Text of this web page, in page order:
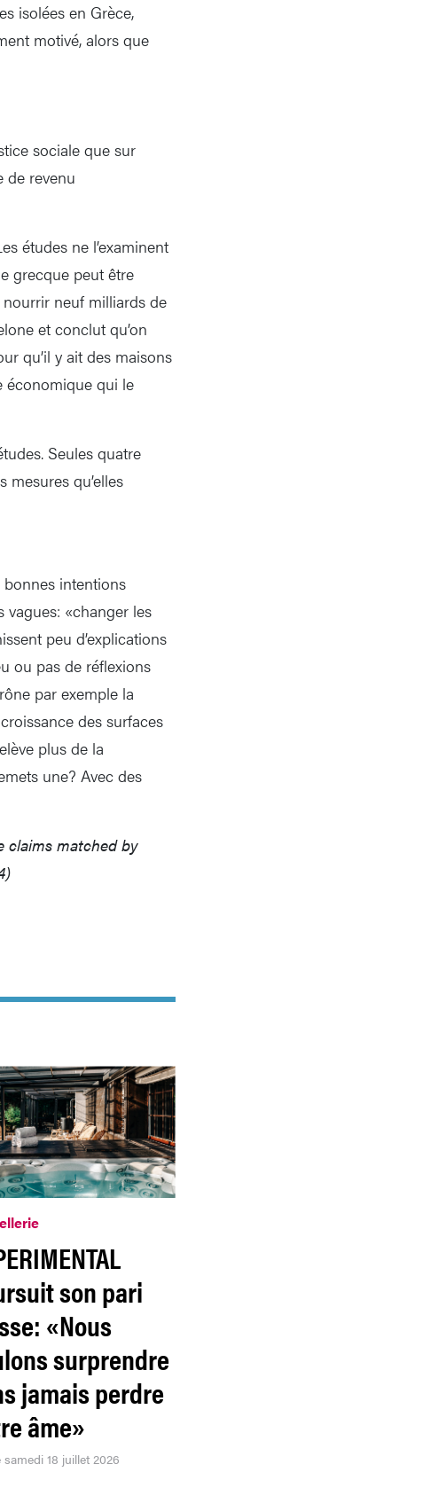
isolées en Grèce,
motivé, alors que
sociale que sur
de revenu
études ne l’examinent
grecque peut être
neuf milliards de
et conclut qu’on
qu’il y ait des maisons
économique qui le
Seules quatre
mesures qu’elles
bonnes intentions
vagues: «changer les
peu d’explications
ou pas de réflexions
par exemple la
des surfaces
plus de la
une? Avec des
claims matched by
son pari
«Nous
surprendre
jamais perdre
âme»
samedi 18 juillet 2026